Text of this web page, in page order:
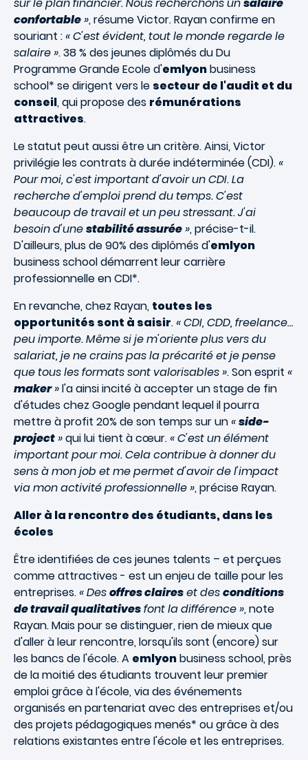
confortable», résume Victor. Rayan confirme en
souriant :« C'est évident, tout le monde regarde le
salaire ». 38 % des jeunes diplômés du Du
Programme Grande Ecole d'emlyonbusiness
school* se dirigent vers le secteur de l'audit et du
conseil, qui propose des rémunérations
attractives.
Le statut peut aussi être un critère. Ainsi, Victor
privilégie les contrats à durée indéterminée (CDI).«
Pour moi, c'est important d'avoir un CDI. La
recherche d'emploi prend du temps. C'est
beaucoup de travail et un peu stressant. J'ai
besoin d'unestabilité assurée», précise-t-il.
D'ailleurs, plus de 90% des diplômés d'emlyon
business school démarrent leur carrière
professionnelle en CDI*.
En revanche, chez Rayan, toutes les
opportunités sont à saisir.« CDI, CDD, freelance…
peu importe. Même si je m'oriente plus vers du
salariat, je ne crains pas la précarité et je pense
que tous les formats sont valorisables ». Son esprit «
maker»l'a ainsi incité à accepter un stage de fin
d'études chez Google pendant lequel il pourra
mettre à profit 20% de son temps sur un«side-
project»qui lui tient à cœur.« C'est un élément
important pour moi. Cela contribue à donner du
sens à mon job et me permet d'avoir de l'impact
via mon activité professionnelle », précise Rayan.
Aller à la rencontre des étudiants, dans les
écoles
Être identifiées de ces jeunes talents – et perçues
comme attractives - est un enjeu de taille pour les
entreprises.« Desoffres claireset desconditions
de travail qualitativesfont la différence », note
Rayan. Mais pour se distinguer, rien de mieux que
d'aller à leur rencontre, lorsqu'ils sont (encore) sur
les bancs de l'école. A emlyonbusiness school, près
de la moitié des étudiants trouvent leur premier
emploi grâce à l'école, via des événements
organisés en partenariat avec des entreprises et/ou
des projets pédagogiques menés* ou grâce à des
relations existantes entre l'école et les entreprises.